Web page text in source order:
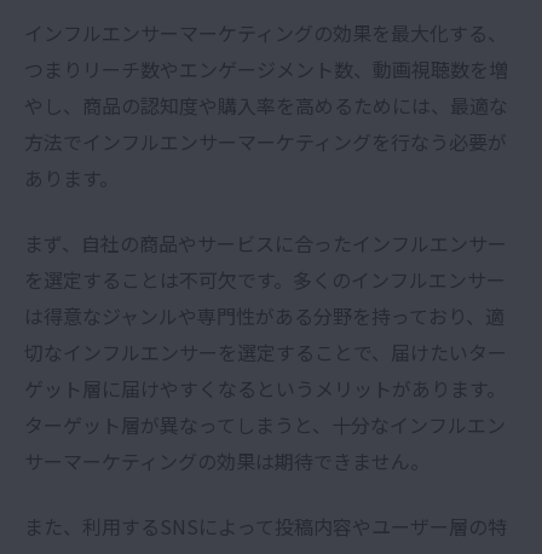
インフルエンサーマーケティングの効果を最大化する、
つまりリーチ数やエンゲージメント数、動画視聴数を増
やし、商品の認知度や購入率を高めるためには、最適な
方法でインフルエンサーマーケティングを行なう必要が
あります。
まず、自社の商品やサービスに合ったインフルエンサー
を選定することは不可欠です。多くのインフルエンサー
は得意なジャンルや専門性がある分野を持っており、適
切なインフルエンサーを選定することで、届けたいター
ゲット層に届けやすくなるというメリットがあります。
ターゲット層が異なってしまうと、十分なインフルエン
サーマーケティングの効果は期待できません。
また、利用するSNSによって投稿内容やユーザー層の特